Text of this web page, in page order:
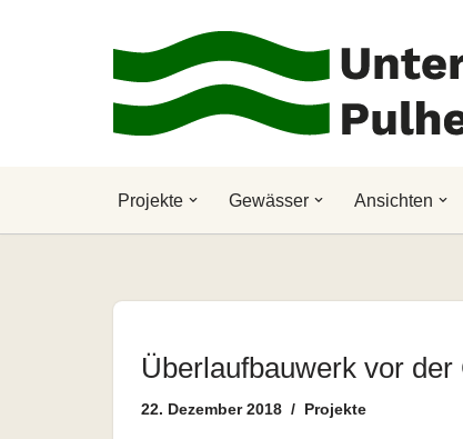
Projekte Gewässer Ansichten
Überlaufbauwerk vor
22. Dezember 2018 Projekte